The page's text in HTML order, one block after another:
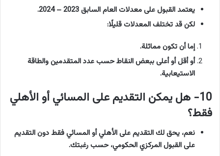
يعتمد القبول على معدلات العام السابق 2023 – 2024.
لكن قد تختلف المعدلات قليلًا:
إما أن تكون مماثلة.
أو أقل أو أعلى ببعض النقاط حسب عدد المتقدمين والطاقة
الاستيعابية.
10- هل يمكن التقديم على المسائي أو الأهلي
فقط؟
نعم، يحق لك التقديم على الأهلي أو المسائي فقط دون التقديم
على القبول المركزي الحكومي، حسب رغبتك.